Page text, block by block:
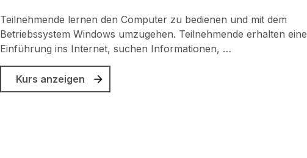
Teilnehmende lernen den Computer zu bedienen und mit dem
Betriebssystem Windows umzugehen. Teilnehmende erhalten eine
Einführung ins Internet, suchen Informationen, …
Kurs anzeigen